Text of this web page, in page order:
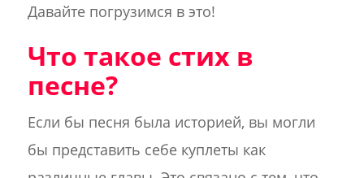
Давайте погрузимся в это!
Что такое стих в
песне?
Если бы песня была историей, вы могли
бы представить себе куплеты как